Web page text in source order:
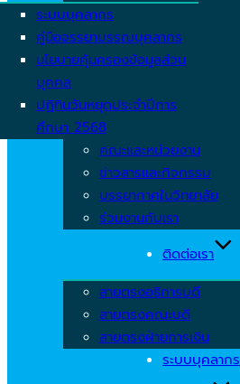
ระบบบุคลากร
คู่มือจรรยาบรรณบุคลากร
นโยบายคุ้มครองข้อมูลส่วน
บุคคล
ปฏิทินวันหยุดประจำปีการ
ศึกษา 2568
คณะและหน่วยงาน
ข่าวสารและกิจกรรม
บรรยากาศในวิทยาลัย
ร่วมงานกับเรา
ติดต่อเรา
สายตรงอธิการบดี
สายตรงคณะบดี
สายตรงฝ่ายการเงิน
ระบบบุคลากร